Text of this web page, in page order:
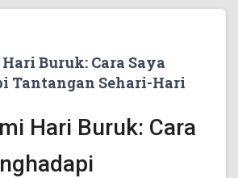
Buruk: Cara Saya
Tantangan Sehari-Hari
Hari Buruk: Cara